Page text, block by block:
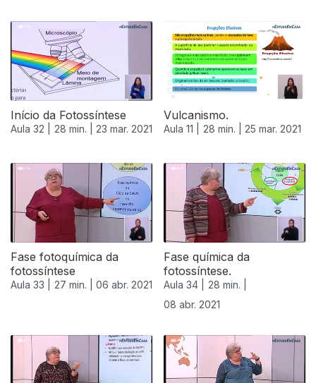
Início da Fotossíntese
Aula 32 | 28 min. | 23 mar. 2021
Vulcanismo.
Aula 11 | 28 min. | 25 mar. 2021
Fase fotoquímica da
fotossíntese
Aula 33 | 27 min. | 06 abr. 2021
Fase química da
fotossíntese.
Aula 34 |
28 min. |
08 abr. 2021
535483